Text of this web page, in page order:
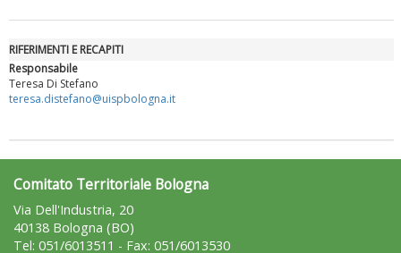
Tiziano Pesce a Radio InBlu2000 traccia il bilancio della stagione
RIFERIMENTI E RECAPITI
Responsabile
Teresa Di Stefano
teresa.distefano@uispbologna.it
Comitato Territoriale Bologna
Via Dell'Industria, 20
40138 Bologna (BO)
Tel: 051/6013511 - Fax: 051/6013530